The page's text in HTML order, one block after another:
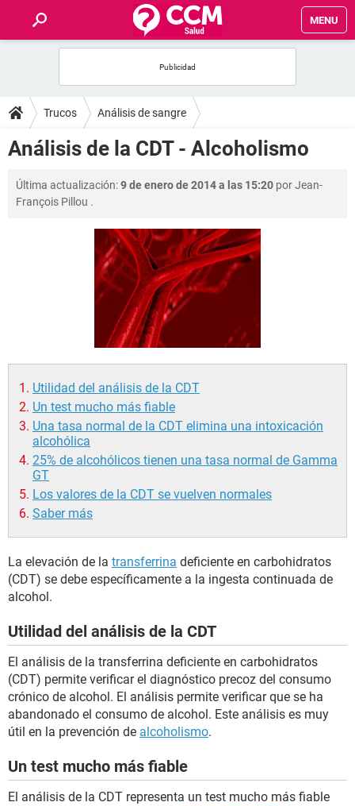
MENU
FOROS
SALUD
FAMILIA
Trucos Análisis de sangre
Análisis de la CDT - Alcoholismo
Última actualización:9 de enero de 2014 a las 15:20 porJean-
François Pillou .
Utilidad del análisis de la CDT
Un test mucho más fiable
Una tasa normal de la CDT elimina una intoxicación
alcohólica
25% de alcohólicos tienen una tasa normal de Gamma
GT
Los valores de la CDT se vuelven normales
Saber más
La elevación de la transferrina deficiente en carbohidratos
(CDT) se debe específicamente a la ingesta continuada de
alcohol.
Utilidad del análisis de la CDT
El análisis de la transferrina deficiente en carbohidratos
(CDT) permite verificar el diagnóstico precoz del consumo
crónico de alcohol. El análisis permite verificar que se ha
abandonado el consumo de alcohol. Este análisis es muy
útil en la prevención de alcoholismo.
Un test mucho más fiable
El análisis de la CDT representa un test mucho más fiable